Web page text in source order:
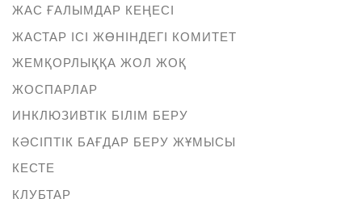
ЖАС ҒАЛЫМДАР КЕҢЕСІ
ЖАСТАР ІСІ ЖӨНІНДЕГІ КОМИТЕТ
ЖЕМҚОРЛЫҚҚА ЖОЛ ЖОҚ
ЖОСПАРЛАР
ИНКЛЮЗИВТІК БІЛІМ БЕРУ
КӘСІПТІК БАҒДАР БЕРУ ЖҰМЫСЫ
КЕСТЕ
КЛУБТАР